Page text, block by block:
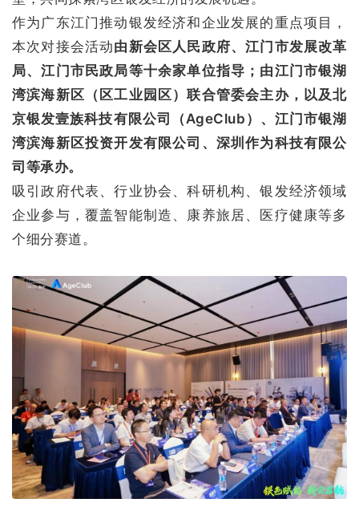
作为广东江门推动银发经济和企业发展的重点项目，
本次对接会活动由新会区人民政府、江门市发展改革
局、江门市民政局等十余家单位指导；由江门市银湖
湾滨海新区（区工业园区）联合管委会主办，以及北
京银发壹族科技有限公司（AgeClub）、江门市银湖
湾滨海新区投资开发有限公司、深圳作为科技有限公
司等承办。
吸引政府代表、行业协会、科研机构、银发经济领域
企业参与，覆盖智能制造、康养旅居、医疗健康等多
个细分赛道。